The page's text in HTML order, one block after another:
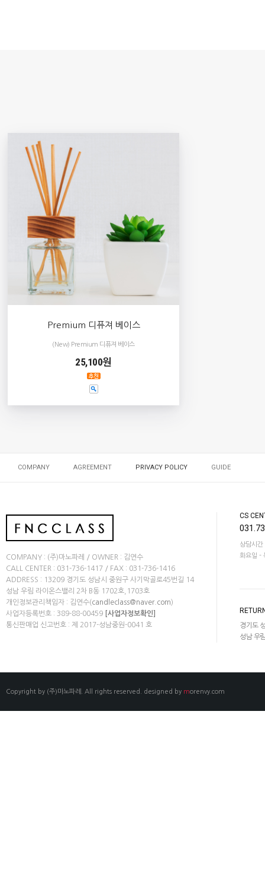
Premium 디퓨져 베이스
(New) Premium 디퓨져 베이스
25,100원
COMPANY AGREEMENT PRIVACY POLICY GUIDE
COMPANY : (주)마노파레 / OWNER : 김연수
CALL CENTER : 031-736-1417 / FAX : 031-736-1416
ADDRESS : 13209 경기도 성남시 중원구 사기막골로45번길 14
성남 우림 라이온스밸리 2차 B동 1702호,1703호
개인정보관리책임자 : 김연수(candleclass@naver.com)
사업자등록번호 : 389-88-00459
[사업자정보확인]
통신판매업 신고번호 : 제 2017-성남중원-0041 호
CS
상담시간
화요일 -
경기도
성남 우
Copyright by (주)마노파레. All rights reserved. designed by morenvy.com